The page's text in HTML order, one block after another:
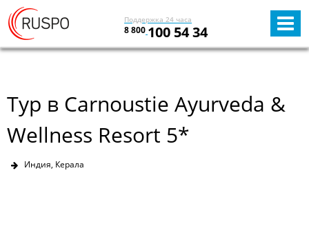
Поддержка 24 часа
8 800 100 54 34
Тур в Carnoustie Ayurveda &
Wellness Resort 5*
Индия, Керала